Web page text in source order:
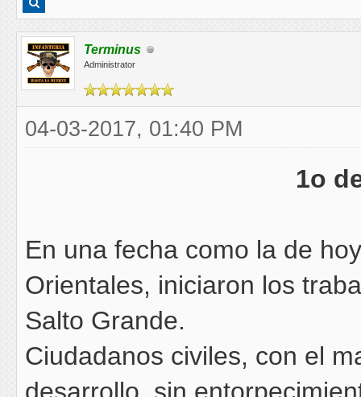
Terminus
Administrator
04-03-2017, 01:40 PM
1o
En una fecha como la de
Orientales, iniciaron los
Salto Grande.
Ciudadanos civiles, con el